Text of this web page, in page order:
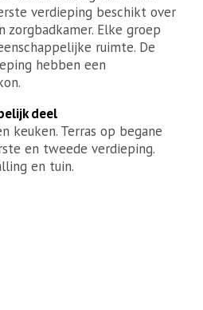
verdieping beschikt over
zorgbadkamer. Elke groep
ruimte. De
hebben een
deel
keuken. Terras op begane
en tweede verdieping.
en tuin.